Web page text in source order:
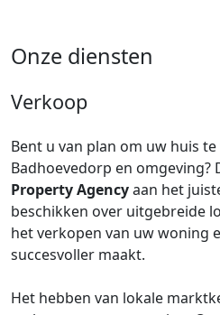
Onze diensten
Verkoop
Bent u van plan om uw huis
Badhoevedorp en omgeving?
Property Agencyaan het
beschikken over uitgebreide
het verkopen van uw woning
succesvoller maakt.
Het hebben van lokale